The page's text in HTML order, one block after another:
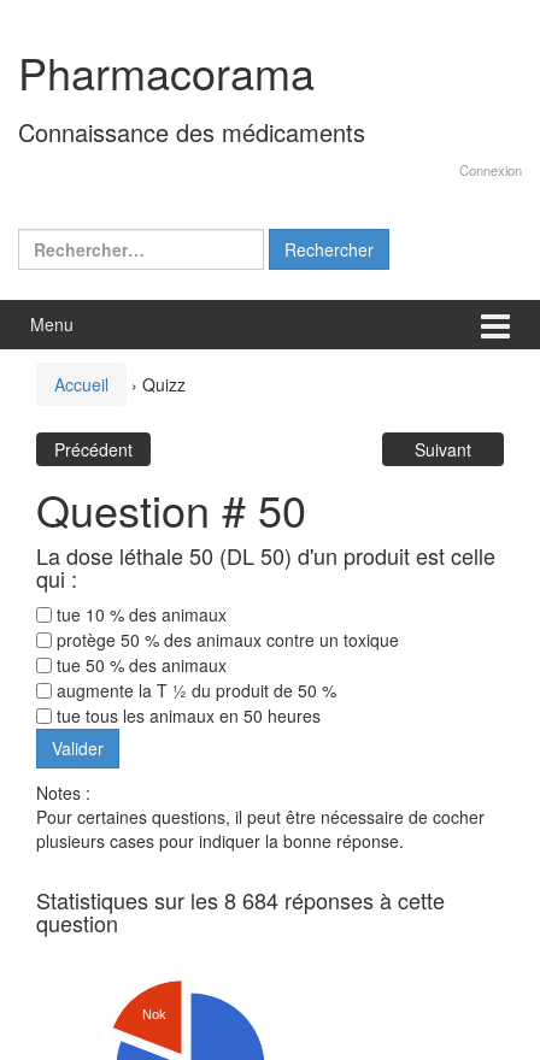
contenu
menu
principal
Pharmacorama
Connaissance des médicaments
Connexion
Rechercher :
Menu
Accueil › Quizz
Précédent Suivant
Question # 50
La dose léthale 50 (DL 50) d'un produit est celle
qui :
tue 10 % des animaux
protège 50 % des animaux contre un toxique
tue 50 % des animaux
augmente la T ½ du produit de 50 %
tue tous les animaux en 50 heures
Notes :
Pour certaines questions, il peut être nécessaire de cocher
plusieurs cases pour indiquer la bonne réponse.
Statistiques sur les 8 684 réponses à cette
question
Nok